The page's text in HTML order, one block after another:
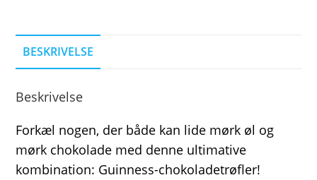
BESKRIVELSE
Beskrivelse
Forkæl nogen, der både kan lide mørk øl og
mørk chokolade med denne ultimative
kombination: Guinness-chokoladetrøfler!